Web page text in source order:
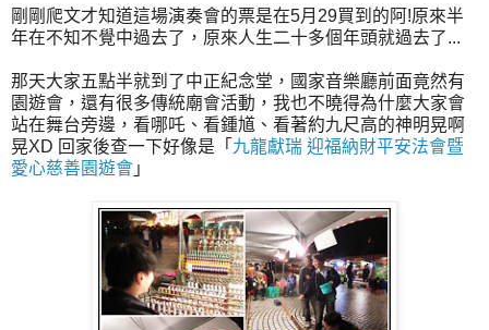
剛剛爬文才知道這場演奏會的票是在5月29買到的阿!原來半
年在不知不覺中過去了，原來人生二十多個年頭就過去了...
那天大家五點半就到了中正紀念堂，國家音樂廳前面竟然有
園遊會，還有很多傳統廟會活動，我也不曉得為什麼大家會
站在舞台旁邊，看哪吒、看鍾馗、看著約九尺高的神明晃啊
晃XD 回家後查一下好像是「 九龍獻瑞 迎福納財平安法會暨
愛心慈善園遊會 」